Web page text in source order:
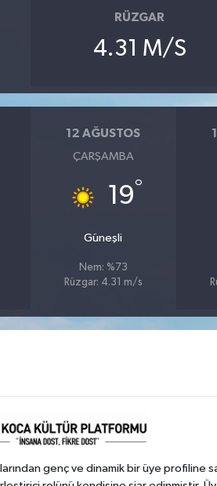
RÜZGAR
4.31 M/S
12 AĞUSTOS
ÇARŞAMBA
19°
Güneşli
Nem: %73
Rüzgar: 4.31 m/s
genç ve dinamik bir üye